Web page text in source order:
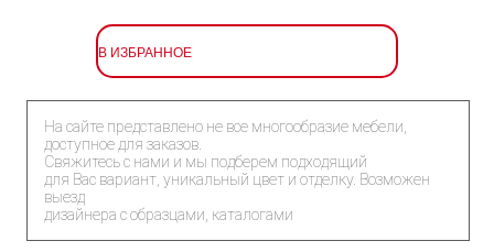
В ИЗБРАННОЕ
На сайте представлено не все многообразие мебели,
доступное для заказов.
Свяжитесь с нами и мы подберем подходящий
для Вас вариант, уникальный цвет и отделку. Возможен
выезд
дизайнера с образцами, каталогами